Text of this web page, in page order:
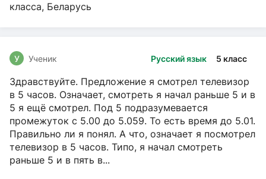
класса, Беларусь
Русский язык 5 класс
У Ученик
Здравствуйте. Предложение я смотрел телевизор
в 5 часов. Означает, смотреть я начал раньше 5 и в
5 я ещё смотрел. Под 5 подразумевается
промежуток с 5.00 до 5.059. То есть время до 5.01.
Правильно ли я понял. А что, означает я посмотрел
телевизор в 5 часов. Типо, я начал смотреть
раньше 5 и в пять в...